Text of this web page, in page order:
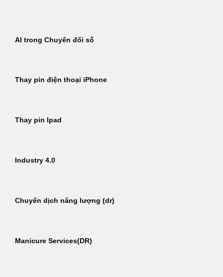
dungAI trong Chuyển đổi số
Thay pin điện thoại iPhone
Thay pin Ipad
Industry 4.0
Chuyển dịch năng lượng (dr)
Manicure Services(DR)